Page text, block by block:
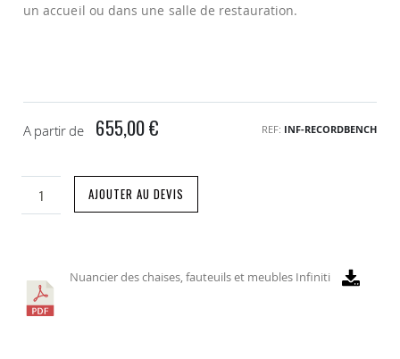
un accueil ou dans une salle de restauration.
A partir de 655,00 € REF INF-RECORDBENCH
AJOUTER AU DEVIS
Nuancier des chaises, fauteuils et meubles Infiniti